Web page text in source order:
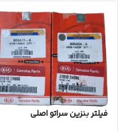
فیلتر بنزین سراتو اصلی